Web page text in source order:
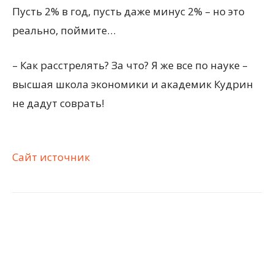
Пусть 2% в год, пусть даже минус 2% – но это
реально, поймите…
– Как расстрелять? За что? Я же все по науке –
высшая школа экономики и академик Кудрин
не дадут соврать!
Сайт источник